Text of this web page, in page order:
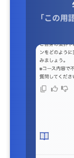
「この